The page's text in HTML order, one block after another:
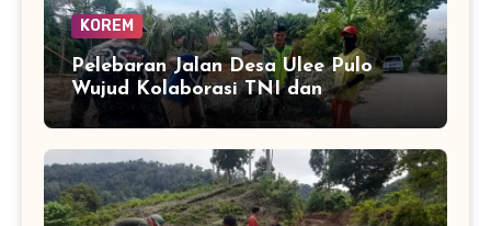
KOREM
Pelebaran Jalan Desa Ulee Pulo
Wujud Kolaborasi TNI dan
Masyarakat Bangun Infrastruktur